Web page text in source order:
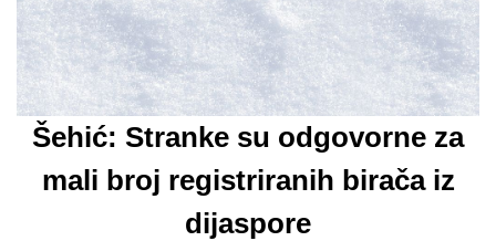
Šehić: Stranke su odgovorne za
mali broj registriranih birača iz
dijaspore